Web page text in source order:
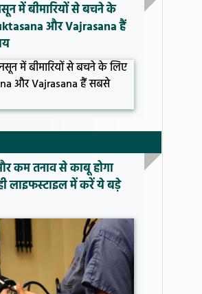
में बीमारियों से बचने के
और Vajrasana हैं
कम तनाव से काबू होगा
लाइफस्टाइल में करें ये बड़े